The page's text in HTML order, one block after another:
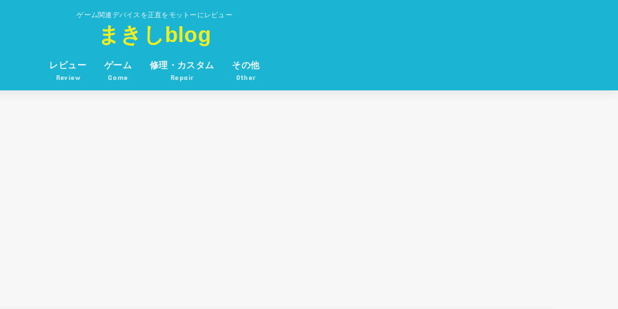
ゲーム関連デバイスを正直をモットーにレビュー
まきしblog
レビュー
Review
ゲーム
Game
修理・カスタム
Repair
その他
Other